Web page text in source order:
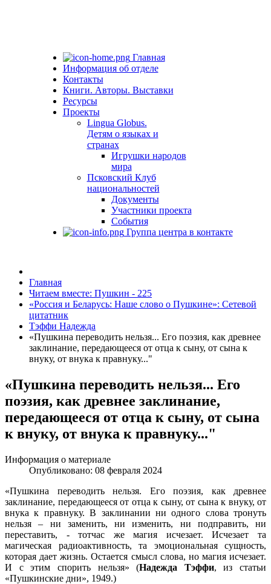
Главная
Информация об отделе
Контакты
Книги. Авторы. Выставки
Ресурсы
Проекты
Lingua Globus.
Детям о языках и
странах
Игрушки народов
мира
Псковский Клуб
национальностей
Документы
Участники проекта
События
Группа центра в контакте
Главная
Читаем вместе: Пушкин - 225
«Россия и Беларусь: Наше слово о Пушкине»: Сетевой
цитатник
Тэффи Надежда
«Пушкина переводить нельзя... Его поэзия, как древнее
заклинание, передающееся от отца к сыну, от сына к
внуку, от внука к правнуку..."
«Пушкина переводить нельзя... Его
поэзия, как древнее заклинание,
передающееся от отца к сыну, от сына
к внуку, от внука к правнуку..."
Информация о материале
Опубликовано: 08 февраля 2024
«Пушкина переводить нельзя. Его поэзия, как древнее
заклинание, передающееся от отца к сыну, от сына к внуку, от
внука к правнуку. В заклинании ни одного слова тронуть
нельзя – ни заменить, ни изменить, ни подправить, ни
переставить, - тотчас же магия исчезает. Исчезает та
магическая радиоактивность, та эмоциональная сущность,
которая дает жизнь. Остается смысл слова, но магия исчезает.
И с этим спорить нельзя» (Надежда Тэффи, из статьи
«Пушкинские дни», 1949.)